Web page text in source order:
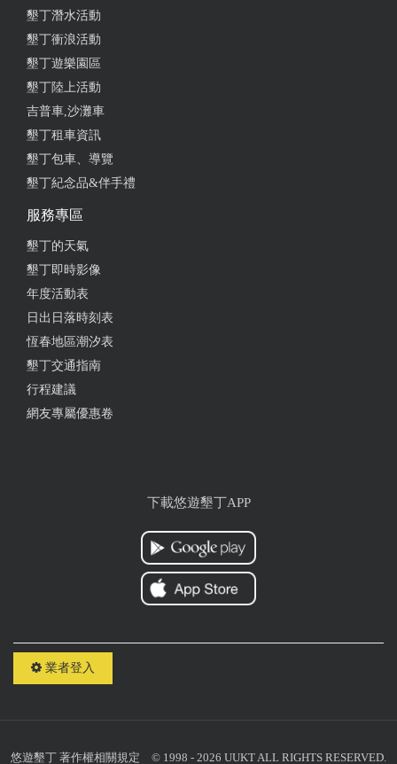
墾丁潛水活動
墾丁衝浪活動
墾丁遊樂園區
墾丁陸上活動
吉普車,沙灘車
墾丁租車資訊
墾丁包車、導覽
墾丁紀念品&伴手禮
服務專區
墾丁的天氣
墾丁即時影像
年度活動表
日出日落時刻表
恆春地區潮汐表
墾丁交通指南
行程建議
網友專屬優惠卷
下載悠遊墾丁APP
業者登入
悠遊墾丁 著作權相關規定 © 1998 - 2026 UUKT ALL RIGHTS RESERVED.